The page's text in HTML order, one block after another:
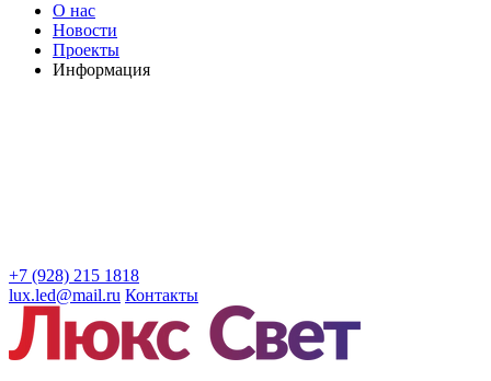
О нас
Новости
Проекты
Информация
+7 (928) 215 1818
lux.led@mail.ru Контакты